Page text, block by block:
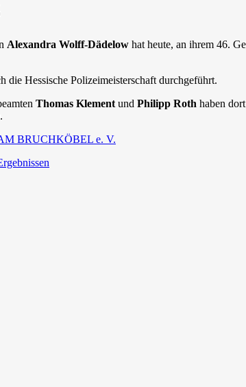
Alexandra Wolff-Dädelow hat heute, an ihrem 46.
die Hessische Polizeimeisterschaft durchgeführt.
Thomas Klement und Philipp Roth haben
BRUCHKÖBEL e. V.